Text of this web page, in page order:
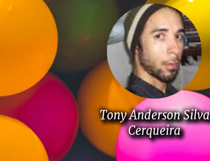
Tony Anderson Silva
Cerqueira